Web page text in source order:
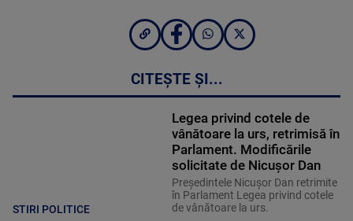
CITEȘTE ȘI...
STIRI POLITICE
Legea privind cotele de
vânătoare la urs, retrimisă în
Parlament. Modificările
solicitate de Nicușor Dan
Președintele Nicușor Dan retrimite
în Parlament Legea privind cotele
de vânătoare la urs.